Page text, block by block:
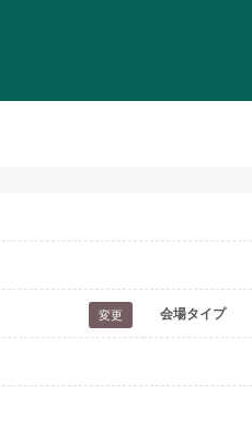
変更 会場タイプ